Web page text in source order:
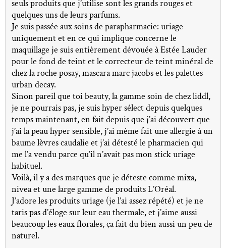
seuls produits que j’utilise sont les grands rouges et
quelques uns de leurs parfums.
Je suis passée aux soins de parapharmacie: uriage
uniquement et en ce qui implique concerne le
maquillage je suis entièrement dévouée à Estée Lauder
pour le fond de teint et le correcteur de teint minéral de
chez la roche posay, mascara marc jacobs et les palettes
urban decay.
Sinon pareil que toi beauty, la gamme soin de chez liddl,
je ne pourrais pas, je suis hyper sélect depuis quelques
temps maintenant, en fait depuis que j’ai découvert que
j’ai la peau hyper sensible, j’ai même fait une allergie à un
baume lèvres caudalie et j’ai détesté le pharmacien qui
me l’a vendu parce qu’il n’avait pas mon stick uriage
habituel.
Voilà, il y a des marques que je déteste comme mixa,
nivea et une large gamme de produits L’Oréal.
J’adore les produits uriage (je l’ai assez répété) et je ne
taris pas d’éloge sur leur eau thermale, et j’aime aussi
beaucoup les eaux florales, ça fait du bien aussi un peu de
naturel.